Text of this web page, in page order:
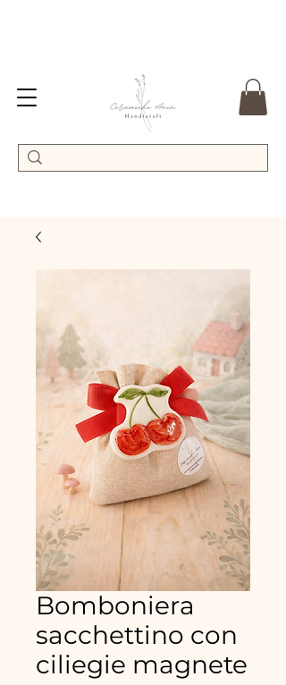
Bomboniera
sacchettino con
ciliegie magnete